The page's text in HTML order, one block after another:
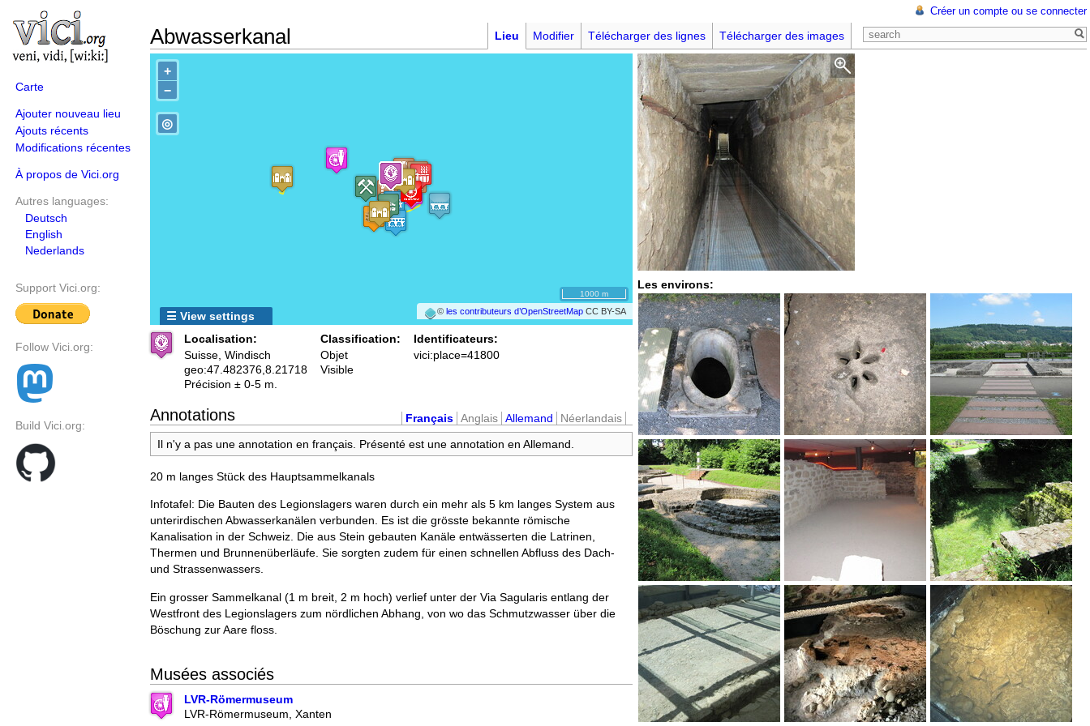
Carte
Ajouter nouveau lieu
Ajouts récents
Modifications récentes
À propos de Vici.org
Autres languages:
Deutsch
English
Nederlands
Support Vici.org:
Follow Vici.org:
Build Vici.org:
Abwasserkanal
Créer un compte ou se connecter
Lieu Modifier Télécharger des lignes Télécharger des images
+
−
©les contributeurs d’OpenStreetMap CC BY-SA
◎
1000 m
☰ View settings
Les environs:
Localisation:
Suisse, Windisch
geo:47.482376,8.21718
Précision ± 0-5 m.
Classification:
Objet
Visible
Identificateurs:
vici:place=41800
Annotations Français Anglais Allemand
Néerlandais
Il n'y a pas une annotation en français. Présenté est une annotation en Allemand.
20 m langes Stück des Hauptsammelkanals
Infotafel: Die Bauten des Legionslagers waren durch ein mehr als 5 km langes System aus
unterirdischen Abwasserkanälen verbunden. Es ist die grösste bekannte römische
Kanalisation in der Schweiz. Die aus Stein gebauten Kanäle entwässerten die Latrinen,
Thermen und Brunnenüberläufe. Sie sorgten zudem für einen schnellen Abfluss des Dach-
und Strassenwassers.
Ein grosser Sammelkanal (1 m breit, 2 m hoch) verlief unter der Via Sagularis entlang der
Westfront des Legionslagers zum nördlichen Abhang, von wo das Schmutzwasser über die
Böschung zur Aare floss.
Musées associés
LVR-Römermuseum
LVR-Römermuseum, Xanten